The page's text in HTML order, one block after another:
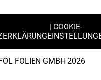
COOKIE-
FOLIEN GMBH 2026